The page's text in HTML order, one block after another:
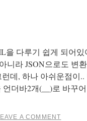
을 다루기 쉽게 되어
니라 JSON으로도 변
데, 하나 아쉬운점이
더바2개(__)로 바꾸
A COMMENT